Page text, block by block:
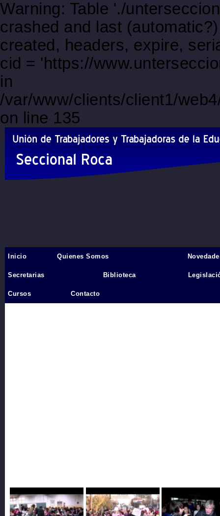
Warning: Table './
crashed and last
created, headers, expire,
cid = 'https://
in
/var/www/clients/client1/
on line 135
Inicio
Inicio Quienes Somos
Secretarias Biblioteca
Cursos Contacto